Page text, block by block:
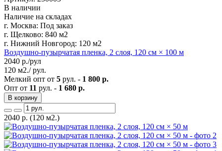
В наличии
Наличие на складах
г. Москва: Под заказ
г. Щелково: 840 м2
г. Нижний Новгород: 120 м2
Воздушно-пузырчатая пленка, 2 слоя, 120 см × 100 м
2040 р./рул
120 м2./ рул.
Мелкий опт от 5 рул. - 1 800 р.
Опт от 11 рул. - 1 680 р.
В корзину
2040 р. (120 м2.)